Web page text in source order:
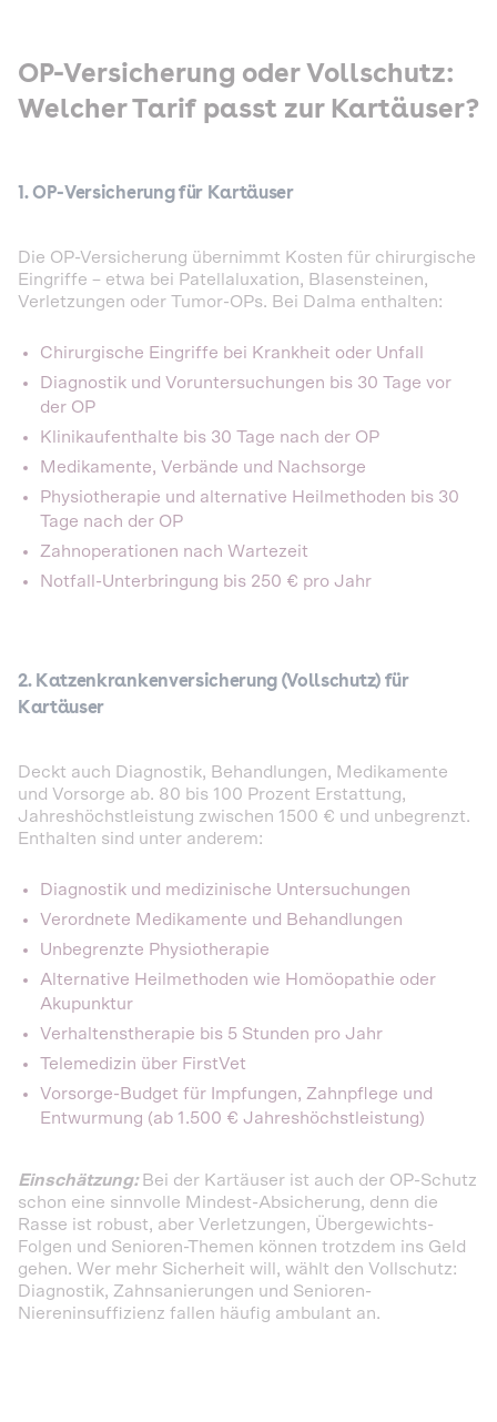
OP-Versicherung oder Vollschutz:
Welcher Tarif passt zur Kartäuser?
1. OP-Versicherung für Kartäuser
Die OP-Versicherung übernimmt Kosten für chirurgische
Eingriffe – etwa bei Patellaluxation, Blasensteinen,
Verletzungen oder Tumor-OPs. Bei Dalma enthalten:
Chirurgische Eingriffe bei Krankheit oder Unfall
Diagnostik und Voruntersuchungen bis 30 Tage vor
der OP
Klinikaufenthalte bis 30 Tage nach der OP
Medikamente, Verbände und Nachsorge
Physiotherapie und alternative Heilmethoden bis 30
Tage nach der OP
Zahnoperationen nach Wartezeit
Notfall-Unterbringung bis 250 € pro Jahr
2. Katzenkrankenversicherung (Vollschutz) für
Kartäuser
Deckt auch Diagnostik, Behandlungen, Medikamente
und Vorsorge ab. 80 bis 100 Prozent Erstattung,
Jahreshöchstleistung zwischen 1500 € und unbegrenzt.
Enthalten sind unter anderem:
Diagnostik und medizinische Untersuchungen
Verordnete Medikamente und Behandlungen
Unbegrenzte Physiotherapie
Alternative Heilmethoden wie Homöopathie oder
Akupunktur
Verhaltenstherapie bis 5 Stunden pro Jahr
Telemedizin über FirstVet
Vorsorge-Budget für Impfungen, Zahnpflege und
Entwurmung (ab 1.500 € Jahreshöchstleistung)
Einschätzung: Bei der Kartäuser ist auch der OP-Schutz
schon eine sinnvolle Mindest-Absicherung, denn die
Rasse ist robust, aber Verletzungen, Übergewichts-
Folgen und Senioren-Themen können trotzdem ins Geld
gehen. Wer mehr Sicherheit will, wählt den Vollschutz:
Diagnostik, Zahnsanierungen und Senioren-
Niereninsuffizienz fallen häufig ambulant an.